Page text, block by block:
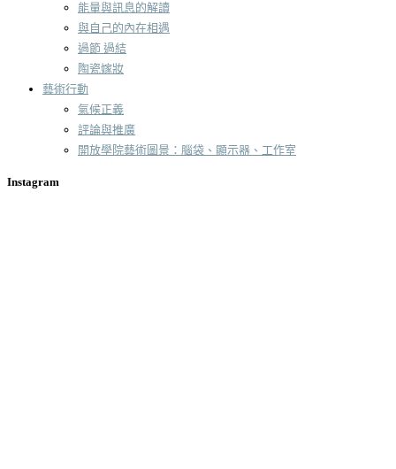
能量與訊息的解讀
與自己的內在相遇
過節 過結
陶瓷嫁妝
藝術行動
氣候正義
評論與推廣
開放學院藝術圖景：腦袋、顯示器、工作室
Instagram